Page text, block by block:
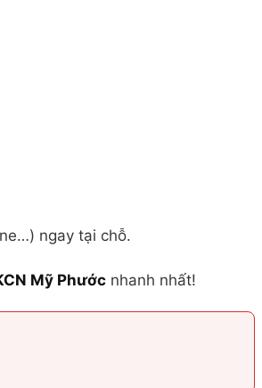
ngay tại chỗ.
Mỹ Phước nhanh nhất!